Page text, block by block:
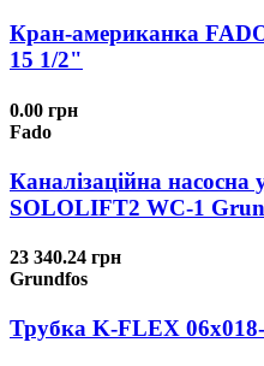
Кран-американка
15 1/2"
0.00 грн
Fado
Каналізаційна насосна
SOLOLIFT2 WC-1
23 340.24 грн
Grundfos
Трубка K-FLEX